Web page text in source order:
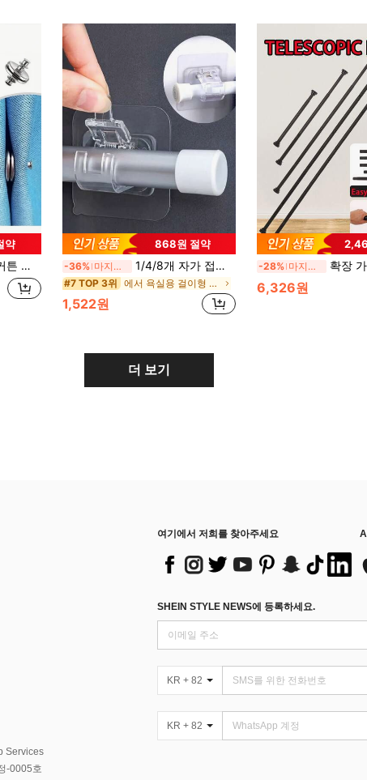
약
튼에 적합
868원 절약
-36% 마지막 3일 1/4/8개 자가 접착식 조절 가능한 커튼 로드 후크 및 브래킷, 드릴 없이 벽에 장착하는 로드 홀더, 욕실, 주방 및 호텔용 다용도, 1-2cm 직경 커튼 로드에 적합, 욕실 사용에 적합
#7 TOP 3위 에서 욕실용 걸이형 수납함 보관 홀더 및 랙
1,522원
-28% 마지막 3일 확장 가능한 스테인리스 스틸 텐션 로드 - 드릴링 필요 없음, 커튼,
6,326원
더 보기
Services
-0005호
여기에서 저희를 찾아주세요
SHEIN STYLE NEWS에 등록하세요.
KR + 82
KR + 82